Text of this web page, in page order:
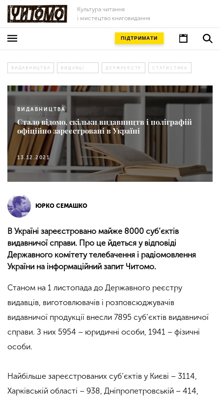
Культура читання
і мистецтво книговидання
ПІДТРИМАТИ
ВИДАВНИЦТВА ВИДАВЦІ ДЕРЖРЕЄСТР СТАТИСТИКА
ВИДАВНИЦТВА
Стало відомо, скільки видавництв і поліграфій
офіційно зареєстровані в Україні
13.12.2021
ЮРКО СЕМАШКО
В Україні зареєстровано майже 8000 суб’єктів
видавничої справи. Про це йдеться у відповіді
Державного комітету телебачення і радіомовлення
України на інформаційний запит Читомо.
Станом на 1 листопада до Державного реєстру
видавців, виготовлювачів і розповсюджувачів
видавничої продукції внесли 7895 суб’єктів видавничої
справи. З них 5954 – юридичні особи, 1941 – фізичні
особи.
Найбільше зареєстрованих суб’єктів у Києві – 3114,
Харківській області – 938, Дніпропетровській – 414,